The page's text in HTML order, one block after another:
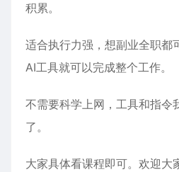
积累。
适合执行力强，想副业全职都
AI工具就可以完成整个工作。
不需要科学上网，工具和指令
了。
大家具体看课程即可。欢迎大